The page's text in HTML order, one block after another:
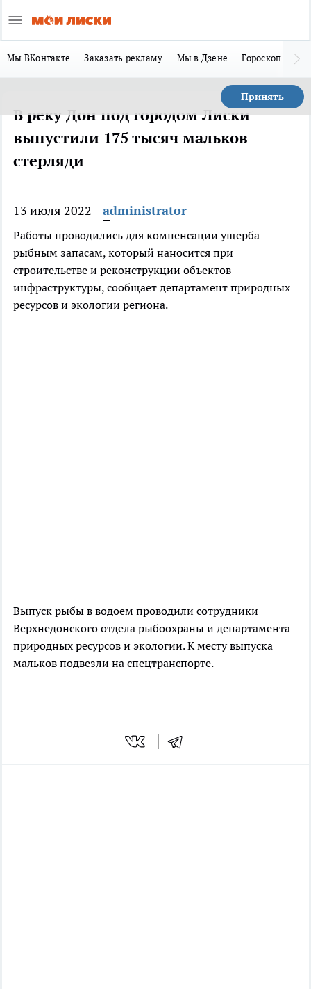
Мы ВКонтакте Заказать рекламу Мы в Дзене Гороскоп
Принять
В реку Дон под городом Лиски
выпустили 175 тысяч мальков
стерляди
13 июля 2022 administrator
Работы проводились для компенсации ущерба
рыбным запасам, который наносится при
строительстве и реконструкции объектов
инфраструктуры, сообщает департамент природных
ресурсов и экологии региона.
Выпуск рыбы в водоем проводили сотрудники
Верхнедонского отдела рыбоохраны и департамента
природных ресурсов и экологии. К месту выпуска
мальков подвезли на спецтранспорте.